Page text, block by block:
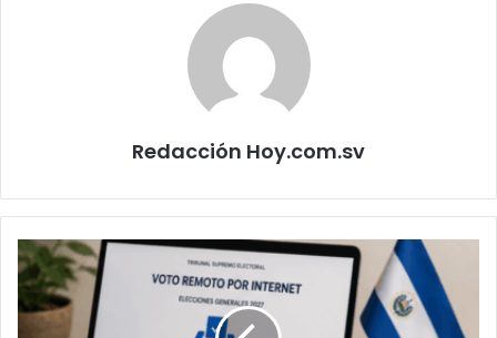
Redacción Hoy.com.sv
TSE
recuerda
a
salvadoreños